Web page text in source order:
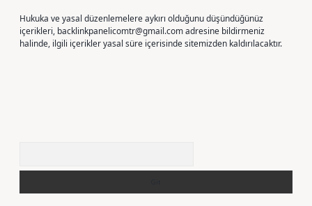
Hukuka ve yasal düzenlemelere aykırı olduğunu düşündüğünüz
içerikleri, backlinkpanelicomtr@gmail.comadresine bildirmeniz
halinde, ilgili içerikler yasal süre içerisinde sitemizden kaldırılacaktır.